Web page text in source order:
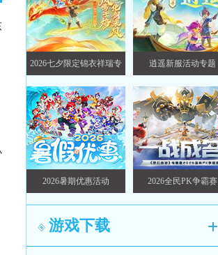
2026七夕限定锦衣祥瑞专
题
逍遥新服活动专题
2026暑期优惠活动 2026全民PK争霸赛
游戏下载